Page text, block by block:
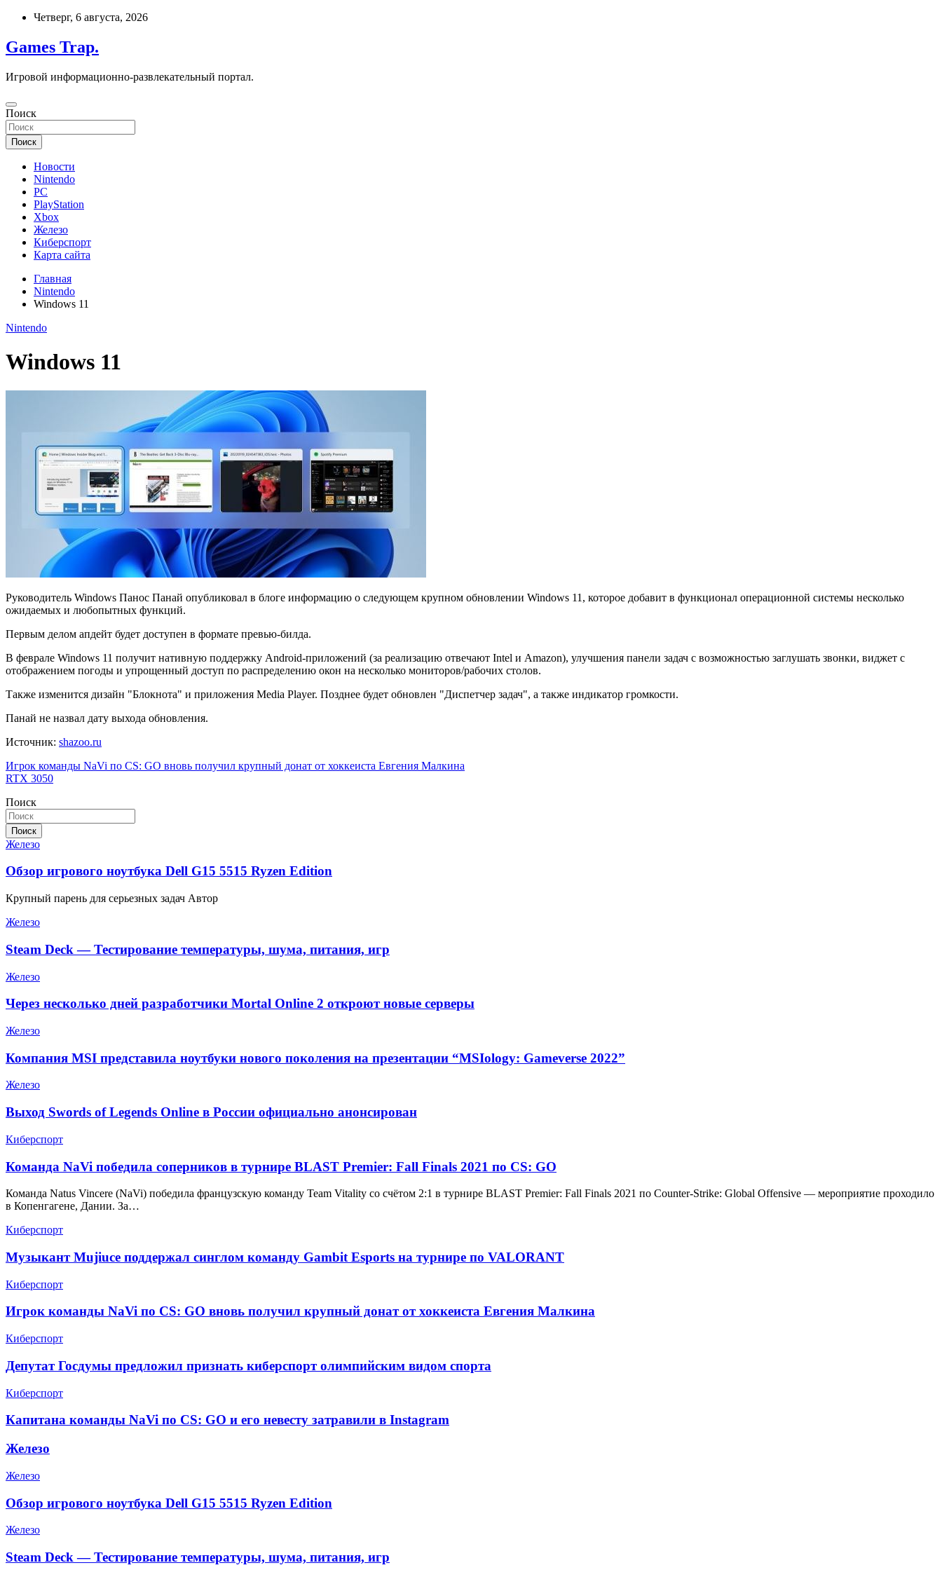
Перейти
содержимому
Четверг, 6 августа, 2026
Games Trap.
Игровой информационно-развлекательный портал.
Поиск
Поиск
Новости
Nintendo
PC
PlayStation
Xbox
Железо
Киберспорт
Карта сайта
Главная
Nintendo
Windows 11
Nintendo
Windows 11
Руководитель Windows Панос Панай опубликовал в блоге информацию о следующем крупном обновлении Windows 11, которое добавит в функционал операционной системы несколько
ожидаемых и любопытных функций.
Первым делом апдейт будет доступен в формате превью-билда.
В феврале Windows 11 получит нативную поддержку Android-приложений (за реализацию отвечают Intel и Amazon), улучшения панели задач с возможностью заглушать звонки, виджет с
отображением погоды и упрощенный доступ по распределению окон на несколько мониторов/рабочих столов.
Также изменится дизайн "Блокнота" и приложения Media Player. Позднее будет обновлен "Диспетчер задач", а также индикатор громкости.
Панай не назвал дату выхода обновления.
Источник: shazoo.ru
Навигация
по
записям
Игрок команды NaVi по CS: GO вновь получил крупный донат от хоккеиста Евгения Малкина
RTX 3050
Поиск
Поиск
Железо
Обзор игрового ноутбука Dell G15 5515 Ryzen Edition
Крупный парень для серьезных задач Автор
Железо
Steam Deck — Тестирование температуры, шума, питания, игр
Железо
Через несколько дней разработчики Mortal Online 2 откроют новые серверы
Железо
Компания MSI представила ноутбуки нового поколения на презентации “MSIology: Gameverse 2022”
Железо
Выход Swords of Legends Online в России официально анонсирован
Киберспорт
Команда NaVi победила соперников в турнире BLAST Premier: Fall Finals 2021 по CS: GO
Команда Natus Vincere (NaVi) победила французскую команду Team Vitality со счётом 2:1 в турнире BLAST Premier: Fall Finals 2021 по Counter-Strike: Global Offensive — мероприятие проходило
в Копенгагене, Дании. За…
Киберспорт
Музыкант Mujiuce поддержал синглом команду Gambit Esports на турнире по VALORANT
Киберспорт
Игрок команды NaVi по CS: GO вновь получил крупный донат от хоккеиста Евгения Малкина
Киберспорт
Депутат Госдумы предложил признать киберспорт олимпийским видом спорта
Киберспорт
Капитана команды NaVi по CS: GO и его невесту затравили в Instagram
Железо
Железо
Обзор игрового ноутбука Dell G15 5515 Ryzen Edition
Железо
Steam Deck — Тестирование температуры, шума, питания, игр